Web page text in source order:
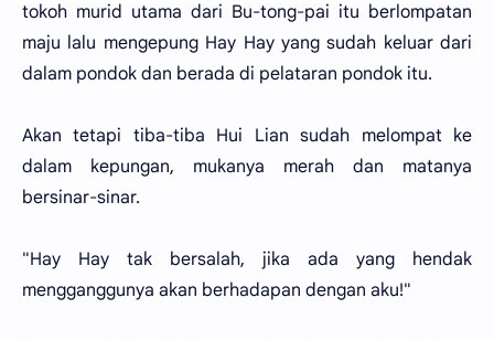
tokoh murid utama dari Bu-tong-pai itu berlompatan
maju lalu mengepung Hay Hay yang sudah keluar dari
dalam pondok dan berada di pelataran pondok itu.
Akan tetapi tiba-tiba Hui Lian sudah melompat ke
dalam kepungan, mukanya merah dan matanya
bersinar-sinar.
"Hay Hay tak bersalah, jika ada yang hendak
mengganggunya akan berhadapan dengan aku!"